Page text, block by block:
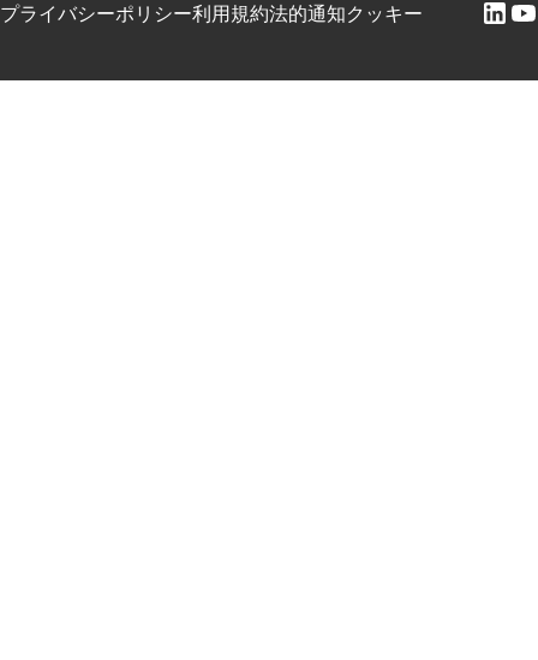
プライバシーポリシー利用規約法的通知クッキー